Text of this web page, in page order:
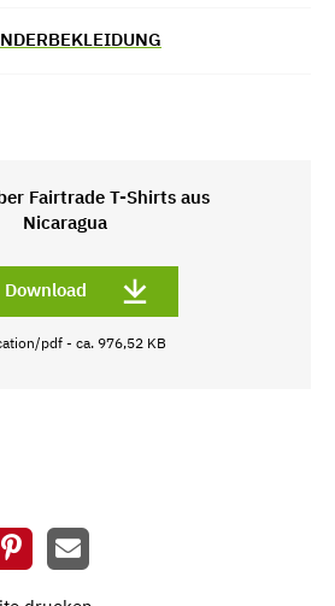
Fairtrade T-Shirts aus
Nicaragua
Download
pdf - ca. 976,52 KB